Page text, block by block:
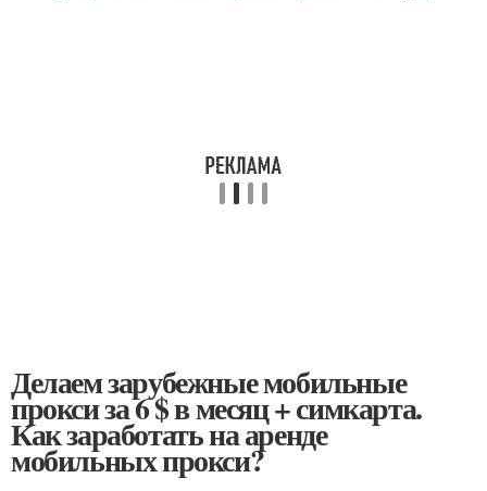
Делаем зарубежные мобильные
прокси за 6 $ в месяц + симкарта.
Как заработать на аренде
мобильных прокси?